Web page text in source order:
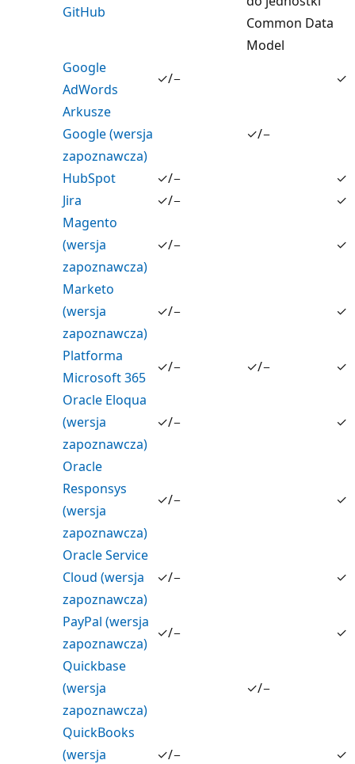
GitHub
Common Data
Model
Google
AdWords
✓/−
✓
Arkusze
Google (wersja
zapoznawcza)
✓/−
HubSpot ✓/−
✓
Jira
✓/−
✓
Magento
(wersja
zapoznawcza)
✓/− ✓
Marketo
(wersja
zapoznawcza)
✓/− ✓
Platforma
Microsoft 365
✓/− ✓/−
✓
Oracle Eloqua
(wersja
zapoznawcza)
✓/− ✓
Oracle
Responsys
(wersja
zapoznawcza)
✓/− ✓
Oracle Service
Cloud (wersja
zapoznawcza)
✓/− ✓
PayPal (wersja
zapoznawcza)
✓/−
✓
Quickbase
(wersja
zapoznawcza)
✓/−
QuickBooks
(wersja
✓/− ✓